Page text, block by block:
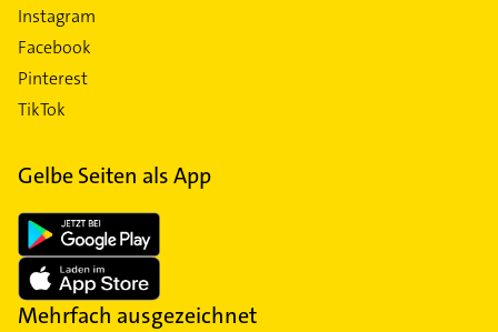
Instagram
Facebook
Pinterest
TikTok
Gelbe Seiten als App
Mehrfach ausgezeichnet